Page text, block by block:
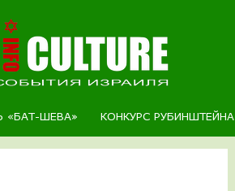
«БАТ-ШЕВА» КОНКУРС РУБИНШТЕЙНА